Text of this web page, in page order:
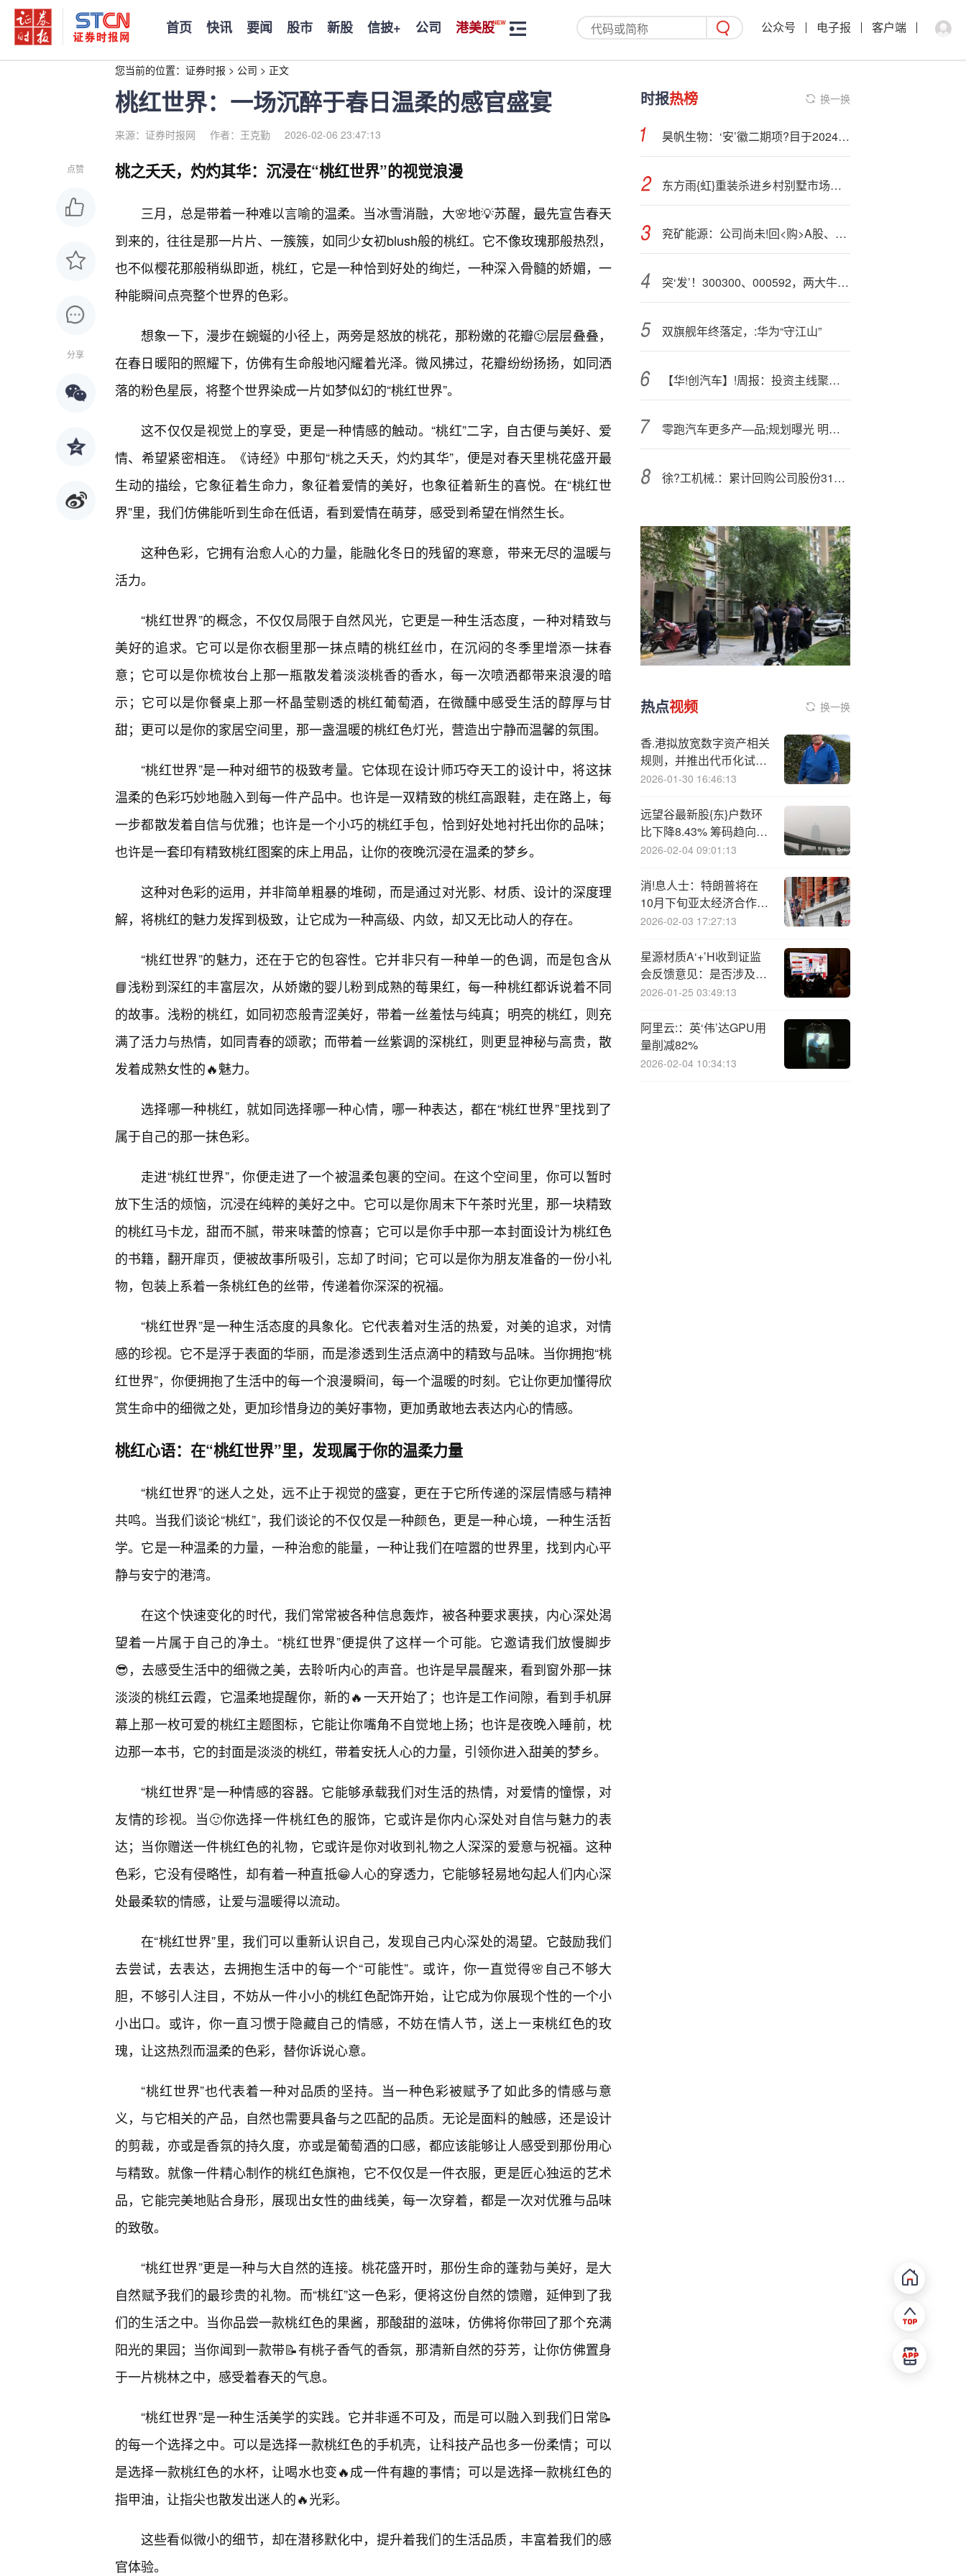
首页 快讯 要闻 股市 新股 信披+ 公司 港美股 公众号 电子报 客户端
您当前的位置： 证券时报 > 公司 > 正文
桃红世界：一场沉醉于春日温柔的感官盛宴
来源：证券时报网 作者：王克勤 2026-02-06 23:47:13
点赞
分享
桃之夭夭，灼灼其华：沉浸在“桃红世界”的视觉浪漫
三月，总是带着一种难以言喻的温柔。当冰雪消融，大🌸地💡苏醒，最先宣告春天
到来的，往往是那一片片、一簇簇，如同少女初blush般的桃红。它不像玫瑰那般热烈，
也不似樱花那般稍纵即逝，桃红，它是一种恰到好处的绚烂，一种深入骨髓的娇媚，一
种能瞬间点亮整个世界的色彩。
想象一下，漫步在蜿蜒的小径上，两旁是怒放的桃花，那粉嫩的花瓣🙂层层叠叠，
在春日暖阳的照耀下，仿佛有生命般地闪耀着光泽。微风拂过，花瓣纷纷扬扬，如同洒
落的粉色星辰，将整个世界染成一片如梦似幻的“桃红世界”。
这不仅仅是视觉上的享受，更是一种情感的触动。“桃红”二字，自古便与美好、爱
情、希望紧密相连。《诗经》中那句“桃之夭夭，灼灼其华”，便是对春天里桃花盛开最
生动的描绘，它象征着生命力，象征着爱情的美好，也象征着新生的喜悦。在“桃红世
界”里，我们仿佛能听到生命在低语，看到爱情在萌芽，感受到希望在悄然生长。
这种色彩，它拥有治愈人心的力量，能融化冬日的残留的寒意，带来无尽的温暖与
活力。
“桃红世界”的概念，不仅仅局限于自然风光，它更是一种生活态度，一种对精致与
美好的追求。它可以是你衣橱里那一抹点睛的桃红丝巾，在沉闷的冬季里增添一抹春
意；它可以是你梳妆台上那一瓶散发着淡淡桃香的香水，每一次喷洒都带来浪漫的暗
示；它可以是你餐桌上那一杯晶莹剔透的桃红葡萄酒，在微醺中感受生活的醇厚与甘
甜；更可以是你的家居空间里，那一盏温暖的桃红色灯光，营造出宁静而温馨的氛围。
“桃红世界”是一种对细节的极致考量。它体现在设计师巧夺天工的设计中，将这抹
温柔的色彩巧妙地融入到每一件产品中。也许是一双精致的桃红高跟鞋，走在路上，每
一步都散发着自信与优雅；也许是一个小巧的桃红手包，恰到好处地衬托出你的品味；
也许是一套印有精致桃红图案的床上用品，让你的夜晚沉浸在温柔的梦乡。
这种对色彩的运用，并非简单粗暴的堆砌，而是通过对光影、材质、设计的深度理
解，将桃红的魅力发挥到极致，让它成为一种高级、内敛，却又无比动人的存在。
“桃红世界”的魅力，还在于它的包容性。它并非只有一种单一的色调，而是包含从
📘浅粉到深红的丰富层次，从娇嫩的婴儿粉到成熟的莓果红，每一种桃红都诉说着不同
的故事。浅粉的桃红，如同初恋般青涩美好，带着一丝羞怯与纯真；明亮的桃红，则充
满了活力与热情，如同青春的颂歌；而带着一丝紫调的深桃红，则更显神秘与高贵，散
发着成熟女性的🔥魅力。
选择哪一种桃红，就如同选择哪一种心情，哪一种表达，都在“桃红世界”里找到了
属于自己的那一抹色彩。
走进“桃红世界”，你便走进了一个被温柔包裹的空间。在这个空间里，你可以暂时
放下生活的烦恼，沉浸在纯粹的美好之中。它可以是你周末下午茶时光里，那一块精致
的桃红马卡龙，甜而不腻，带来味蕾的惊喜；它可以是你手中那一本封面设计为桃红色
的书籍，翻开扉页，便被故事所吸引，忘却了时间；它可以是你为朋友准备的一份小礼
物，包装上系着一条桃红色的丝带，传递着你深深的祝福。
“桃红世界”是一种生活态度的具象化。它代表着对生活的热爱，对美的追求，对情
感的珍视。它不是浮于表面的华丽，而是渗透到生活点滴中的精致与品味。当你拥抱“桃
红世界”，你便拥抱了生活中的每一个浪漫瞬间，每一个温暖的时刻。它让你更加懂得欣
赏生命中的细微之处，更加珍惜身边的美好事物，更加勇敢地去表达内心的情感。
桃红心语：在“桃红世界”里，发现属于你的温柔力量
“桃红世界”的迷人之处，远不止于视觉的盛宴，更在于它所传递的深层情感与精神
共鸣。当我们谈论“桃红”，我们谈论的不仅仅是一种颜色，更是一种心境，一种生活哲
学。它是一种温柔的力量，一种治愈的能量，一种让我们在喧嚣的世界里，找到内心平
静与安宁的港湾。
在这个快速变化的时代，我们常常被各种信息轰炸，被各种要求裹挟，内心深处渴
望着一片属于自己的净土。“桃红世界”便提供了这样一个可能。它邀请我们放慢脚步
😎，去感受生活中的细微之美，去聆听内心的声音。也许是早晨醒来，看到窗外那一抹
淡淡的桃红云霞，它温柔地提醒你，新的🔥一天开始了；也许是工作间隙，看到手机屏
幕上那一枚可爱的桃红主题图标，它能让你嘴角不自觉地上扬；也许是夜晚入睡前，枕
边那一本书，它的封面是淡淡的桃红，带着安抚人心的力量，引领你进入甜美的梦乡。
“桃红世界”是一种情感的容器。它能够承载我们对生活的热情，对爱情的憧憬，对
友情的珍视。当🙂你选择一件桃红色的服饰，它或许是你内心深处对自信与魅力的表
达；当你赠送一件桃红色的礼物，它或许是你对收到礼物之人深深的爱意与祝福。这种
色彩，它没有侵略性，却有着一种直抵😁人心的穿透力，它能够轻易地勾起人们内心深
处最柔软的情感，让爱与温暖得以流动。
在“桃红世界”里，我们可以重新认识自己，发现自己内心深处的渴望。它鼓励我们
去尝试，去表达，去拥抱生活中的每一个“可能性”。或许，你一直觉得🌸自己不够大
胆，不够引人注目，不妨从一件小小的桃红色配饰开始，让它成为你展现个性的一个小
小出口。或许，你一直习惯于隐藏自己的情感，不妨在情人节，送上一束桃红色的玫
瑰，让这热烈而温柔的色彩，替你诉说心意。
“桃红世界”也代表着一种对品质的坚持。当一种色彩被赋予了如此多的情感与意
义，与它相关的产品，自然也需要具备与之匹配的品质。无论是面料的触感，还是设计
的剪裁，亦或是香氛的持久度，亦或是葡萄酒的口感，都应该能够让人感受到那份用心
与精致。就像一件精心制作的桃红色旗袍，它不仅仅是一件衣服，更是匠心独运的艺术
品，它能完美地贴合身形，展现出女性的曲线美，每一次穿着，都是一次对优雅与品味
的致敬。
“桃红世界”更是一种与大自然的连接。桃花盛开时，那份生命的蓬勃与美好，是大
自然赋予我们的最珍贵的礼物。而“桃红”这一色彩，便将这份自然的馈赠，延伸到了我
们的生活之中。当你品尝一款桃红色的果酱，那酸甜的滋味，仿佛将你带回了那个充满
阳光的果园；当你闻到一款带📝有桃子香气的香氛，那清新自然的芬芳，让你仿佛置身
于一片桃林之中，感受着春天的气息。
“桃红世界”是一种生活美学的实践。它并非遥不可及，而是可以融入到我们日常📝
的每一个选择之中。可以是选择一款桃红色的手机壳，让科技产品也多一份柔情；可以
是选择一款桃红色的水杯，让喝水也变🔥成一件有趣的事情；可以是选择一款桃红色的
指甲油，让指尖也散发出迷人的🔥光彩。
这些看似微小的细节，却在潜移默化中，提升着我们的生活品质，丰富着我们的感
官体验。
时报热榜 换一换
昊帆生物：‘安’徽二期项?目于2024年2月开始试生产
东方雨{虹}重装杀进乡村别墅市场，这步棋下对了吗？
兖矿能源：公司尚未!回<购>A股、H股股份
突‘发’！300300、000592，两大牛股复牌巨震！
双旗舰年终落定，:华为“守江山”
【华!创汽车】!周报：投资主线聚焦机器人，持续关注产业进程
零跑汽车更多产—品;规划曝光 明年将推出12款全新车型
徐?工机械.：累计回购公司股份314577416股
热点视频 换一换
香.港拟放宽数字资产相关
规则，并推出代币化试点
计划
2026-01-30 16:46:13
远望谷最新股{东}户数环
比下降8.43% 筹码趋向集
中
2026-02-04 09:01:13
消!息人士：特朗普将在
10月下旬亚太经济合作组
织峰会前访日
2026-02-03 17:27:13
星源材质A‘+’H收到证监
会反馈意见：是否涉及外
资限制或禁止领域 是否存
2026-01-25 03:49:13
阿里云:：英‘伟’达GPU用
量削减82%
2026-02-04 10:34:13